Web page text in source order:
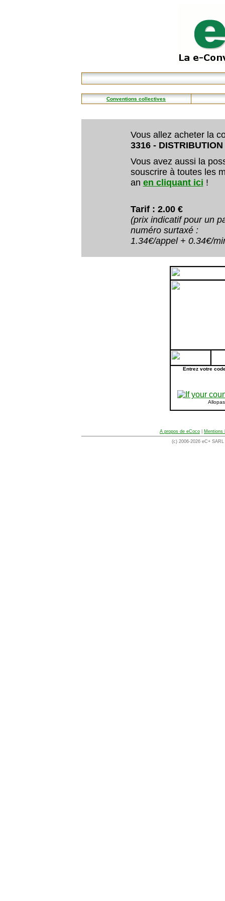
Conventions collectives
Vous allez acheter la
3316 -
Vous avez aussi la
souscrire à toutes les
an en cliquant ici !
Tarif : 2.00 €
(prix indicatif pour un
numéro surtaxé :
1.34€/appel + 0.34€/
Entrez votre
A propos de eCoco
Mentions
(c) 2006-2026 eC+